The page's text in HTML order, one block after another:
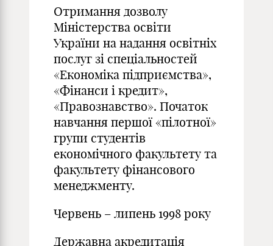
Отримання дозволу
Міністерства освіти
України на надання освітніх
послуг зі спеціальностей
«Економіка підприємства»,
«Фінанси і кредит»,
«Правознавство». Початок
навчання першої «пілотної»
групи студентів
економічного факультету та
факультету фінансового
менеджменту.
Червень – липень 1998 року
Державна акредитація